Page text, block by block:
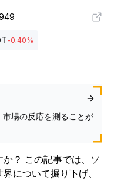
-0.40%
場の反応を測ることが
？ この記事では、ソ
について掘り下げ、